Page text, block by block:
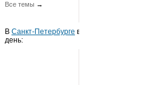
Все темы →
В Санкт-Петербурге в этот
день: